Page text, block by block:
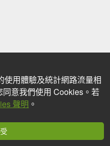
用體驗及統計網路流量相
意我們使用 Cookies。若
聲明 。